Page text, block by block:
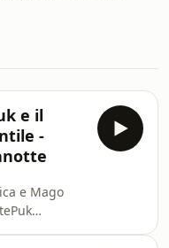
e il
-
e Mago